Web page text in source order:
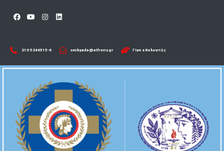
210 5246515-6​ seckyada@athens.gr Γίνε εθελοντής